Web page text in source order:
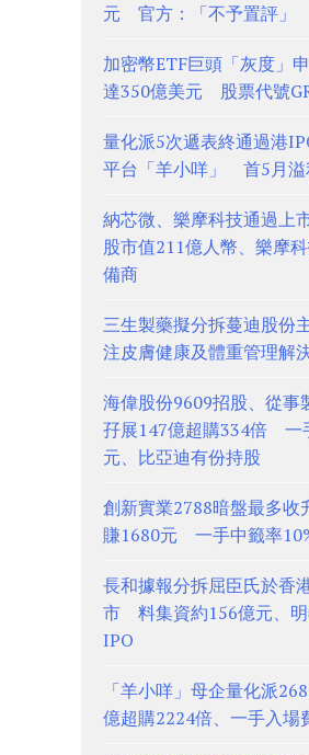
元 官方：「不予置評」
加密幣ETF巨頭「灰度」
達350億美元 股票代號
量化派5次遞表終通過港
平台「羊小咩」 首5月溢
納芯微、樂摩科技通過
股市值211億人幣、樂摩
備商
三生製藥擬分拆蔓迪股
注皮膚健康及體重管理解
海偉股份9609招股、從
孖展147億超購334倍 一
元、比亞迪有份持股
創新實業2788暗盤最多收
賺1680元 一手中籤率
長和據報分拆屈臣氏於香
市 料集資約156億元、
IPO
「羊小咩」母企量化派
億超購2224倍、一手入場